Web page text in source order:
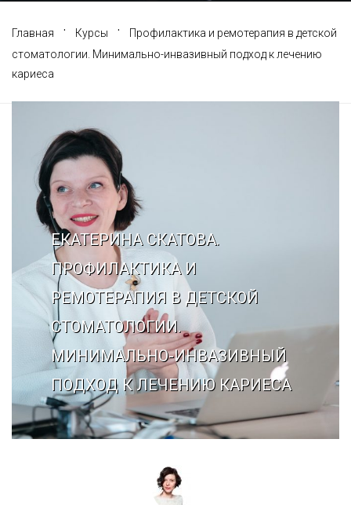
Главная · Курсы ·
Профилактика и ремотерапия в детской
стоматологии. Минимально-инвазивный подход к лечению
кариеса
ЕКАТЕРИНА СКАТОВА.
ПРОФИЛАКТИКА И
РЕМОТЕРАПИЯ В ДЕТСКОЙ
СТОМАТОЛОГИИ.
МИНИМАЛЬНО-ИНВАЗИВНЫЙ
ПОДХОД К ЛЕЧЕНИЮ КАРИЕСА